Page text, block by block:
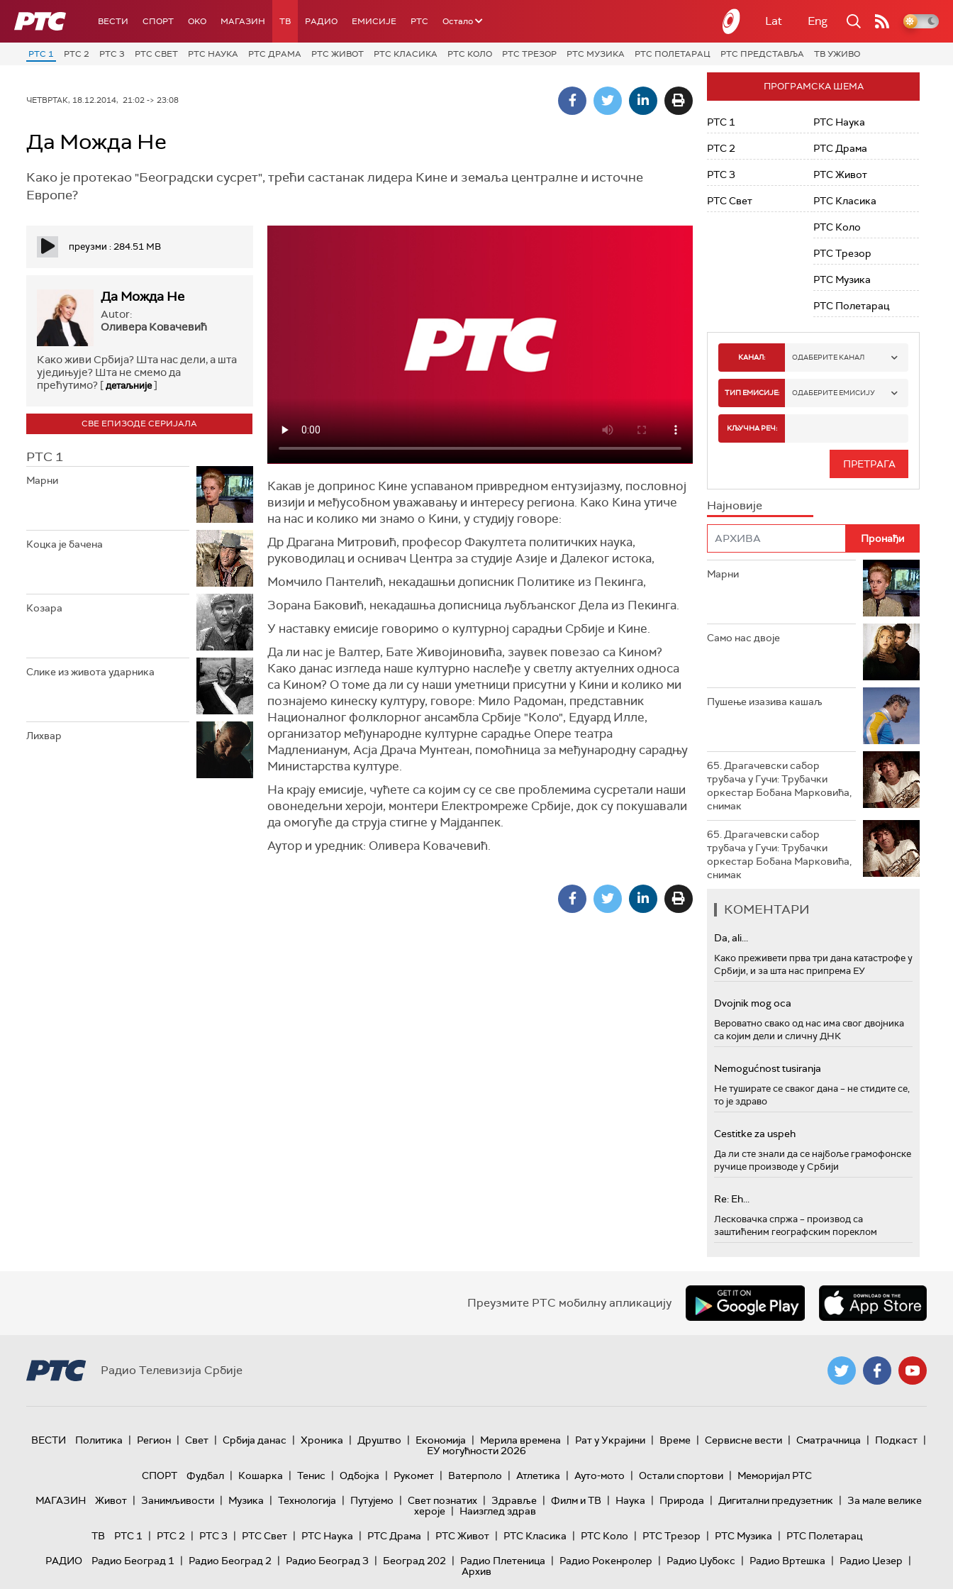
РТС ВЕСТИ СПОРТ OKO МАГАЗИН ТВ РАДИО ЕМИСИЈЕ РТС Остало Lat Eng
РТС 1 РТС 2 РТС 3 РТС СВЕТ РТС НАУКА РТС ДРАМА РТС ЖИВОТ РТС КЛАСИКА РТС КОЛО РТС ТРЕЗОР РТС МУЗИКА РТС ПОЛЕТАРАЦ РТС ПРЕДСТАВЉА ТВ УЖИВО
ЧЕТВРТАК, 18.12.2014, 21:02 -> 23:08
Да Можда Не
Како је протекао "Београдски сусрет", трећи састанак лидера Кине и земаља централне и источне
Европе?
преузми : 284.51 MB
Да Можда Не
Autor:
Оливерa Ковачевић
Како живи Србија? Шта нас дели, а шта
уједињује? Шта не смемо да
прећутимо? [детаљније]
СВЕ ЕПИЗОДЕ СЕРИЈАЛА
РТС 1
Марни
Коцка је бачена
Козара
Слике из живота ударника
Лихвар
Какав је допринос Кине успаваном привредном ентузијазму, пословној
визији и међусобном уважавању и интересу региона. Како Кина утиче
на нас и колико ми знамо о Кини, у студију говоре:
Др Драгана Митровић, професор Факултета политичких наука,
руководилац и оснивач Центра за студије Азије и Далеког истока,
Момчило Пантелић, некадашњи дописник Политике из Пекинга,
Зорана Баковић, некадашња дописница љубљанског Дела из Пекинга.
У наставку емисије говоримо о културној сарадњи Србије и Кине.
Да ли нас је Валтер, Бате Живојиновића, заувек повезао са Кином?
Како данас изгледа наше културно наслеђе у светлу актуелних односа
са Кином? О томе да ли су наши уметници присутни у Кини и колико ми
познајемо кинеску културу, говоре: Мило Радоман, представник
Националног фолклорног ансамбла Србије "Коло", Едуард Илле,
организатор међународне културне сарадње Опере театра
Мадленианум, Асја Драча Мунтеан, помоћница за међународну сарадњу
Министарства културе.
На крају емисије, чућете са којим су се све проблемима сусретали наши
овонедељни хероји, монтери Електромреже Србије, док су покушавали
да омогуће да струја стигне у Мајданпек.
Аутор и уредник: Оливера Ковачевић.
ПРОГРАМСКА ШЕМА
РТС 1
РТС 2
РТС 3
РТС Свет
РТС Наука
РТС Драма
РТС Живот
РТС Класика
РТС Коло
РТС Трезор
РТС Музика
РТС Полетарац
КАНАЛ: ОДАБЕРИТЕ КАНАЛ
РТС 1
РТС 3
РТС КЛАСИКА
РТС ТРЕЗОР
РТС ПОЛЕТАРАЦ
ТИП ЕМИСИЈЕ: ОДАБЕРИТЕ ЕМИСИЈУ
КЉУЧНА РЕЧ:
Најновије
Марни
Само нас двоје
Пушење изазива кашаљ
65. Драгачевски сабор
трубача у Гучи: Трубачки
оркестар Бобана Марковића,
снимак
65. Драгачевски сабор
трубача у Гучи: Трубачки
оркестар Бобана Марковића,
снимак
КОМЕНТАРИ
Da, ali...
Како преживети прва три дана катастрофе у
Србији, и за шта нас припрема ЕУ
Dvojnik mog oca
Вероватно свако од нас има свог двојника
са којим дели и сличну ДНК
Nemogućnost tusiranja
Не туширате се сваког дана – не стидите се,
то је здраво
Cestitke za uspeh
Да ли сте знали да се најбоље грамофонске
ручице производе у Србији
Re: Eh...
Лесковачка спржа – производ са
заштићеним географским пореклом
Преузмите РТС мобилну апликацију
Радио Телевизија Србије
ВЕСТИ Политика | Регион | Свет | Србија данас | Хроника | Друштво | Економија | Мерила времена | Рат у Украјини | Време | Сервисне вести | Сматрачница | Подкаст |
ЕУ могућности 2026
СПОРТ
Фудбал | Кошарка | Тенис | Одбојка | Рукомет | Ватерполо | Атлетика | Ауто-мото | Остали спортови | Меморијал РТС
МАГАЗИН
Живот | Занимљивости | Музика | Технологијa | Путујемо | Свет познатих | Здравље | Филм и ТВ | Наука | Природа | Дигитални предузетник | За мале велике
хероје | Наизглед здрав
ТВ
РТС 1 | РТС 2 | РТС 3 | РТС Свет | РТС Наука | РТС Драма | РТС Живот | РТС Класика | РТС Коло | РТС Трезор | РТС Музика | РТС Полетарац
РАДИО
Радио Београд 1 | Радио Београд 2 | Радио Београд 3 | Београд 202 | Радио Плетеница | Радио Рокенролер | Радио Џубокс | Радио Вртешка | Радио Џезер |
Архив